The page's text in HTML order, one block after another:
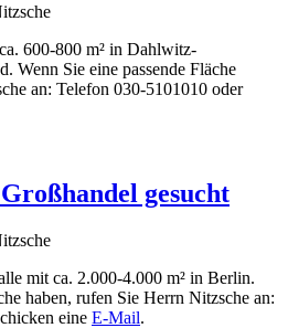
600-800 m² in Dahlwitz-
Wenn Sie eine passende Fläche
an: Telefon 030-5101010 oder
gesucht
mit ca. 2.000-4.000 m² in Berlin.
haben, rufen Sie Herrn Nitzsche an:
eine E-Mail.